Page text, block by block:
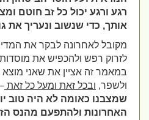
רגע ורגע יכול כל זב חוטם
אותך, כדי שנשוב ונעריך את
מקובל לאחרונה לבקר את
לזרוק רפש ולהכפיש את
במאמר זה אציין את שאני מוצא
ולשפר,ובכל זאת ומעל כל זאת–
האחרונות ולהתפעם מהנס